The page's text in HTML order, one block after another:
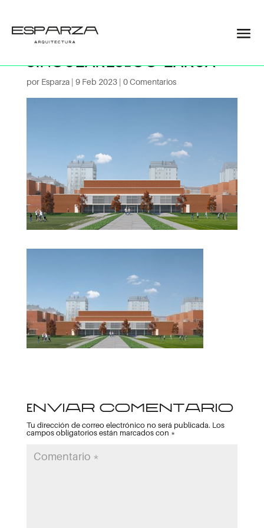
Edificios-
SINGULARES_CC LAKUA
por Esparza| 9 Feb 2023| 0 Comentarios
Enviar comentario
Tu dirección de correo electrónico no será publicada. Los
campos obligatorios están marcados con *